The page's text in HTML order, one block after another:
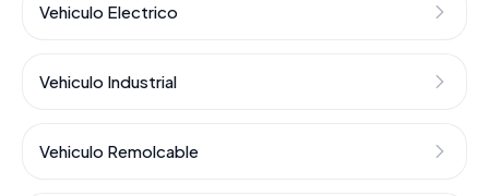
Vehiculo Electrico
Vehiculo Industrial
Vehiculo Remolcable